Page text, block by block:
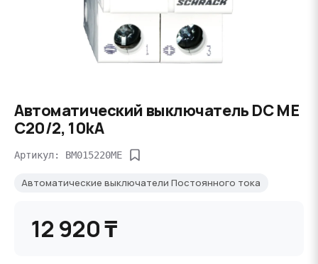
Автоматический выключатель DC ME
C20/2, 10kA
Артикул: BM015220ME
Автоматические выключатели Постоянного тока
12 920 ₸